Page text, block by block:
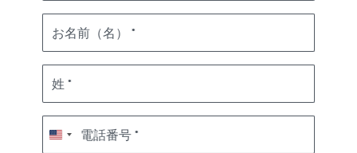
お名前（名）
姓
電話番号